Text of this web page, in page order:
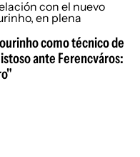
como técnico de
ante Ferencváros: